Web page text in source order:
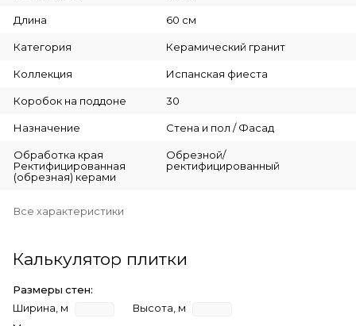
Длина 60 см
Категория Керамический гранит
Коллекция Испанская фиеста
Коробок на поддоне 30
Назначение Стена и пол / Фасад
Обработка края
Ректифицированная
(обрезная) керами
Обрезной/
ректифицированный
Все характеристики
Калькулятор плитки
Размеры стен:
Ширина, м
Высота, м